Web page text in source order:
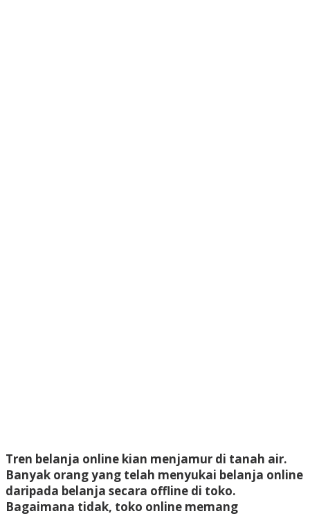
Tren belanja online kian menjamur di tanah air.
Banyak orang yang telah menyukai belanja online
daripada belanja secara offline di toko.
Bagaimana tidak, toko online memang